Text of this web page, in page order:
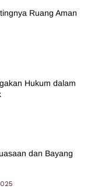
Ruang Aman
Hukum dalam
dan Bayang